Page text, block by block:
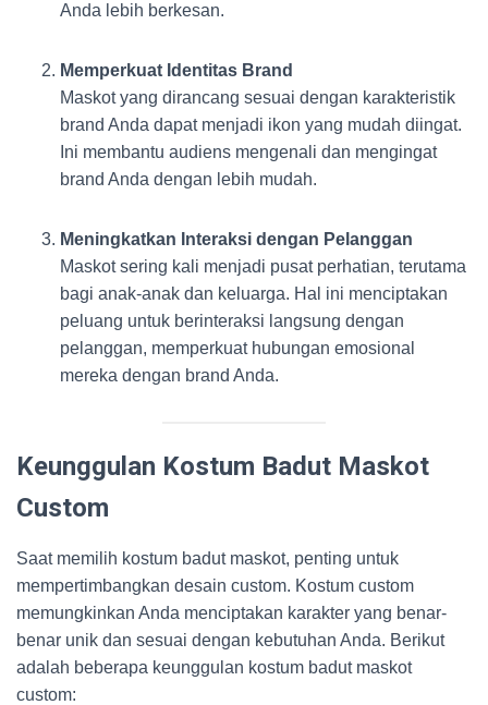
Anda lebih berkesan.
Memperkuat Identitas Brand
Maskot yang dirancang sesuai dengan karakteristik
brand Anda dapat menjadi ikon yang mudah diingat.
Ini membantu audiens mengenali dan mengingat
brand Anda dengan lebih mudah.
Meningkatkan Interaksi dengan Pelanggan
Maskot sering kali menjadi pusat perhatian, terutama
bagi anak-anak dan keluarga. Hal ini menciptakan
peluang untuk berinteraksi langsung dengan
pelanggan, memperkuat hubungan emosional
mereka dengan brand Anda.
Keunggulan Kostum Badut Maskot
Custom
Saat memilih kostum badut maskot, penting untuk
mempertimbangkan desain custom. Kostum custom
memungkinkan Anda menciptakan karakter yang benar-
benar unik dan sesuai dengan kebutuhan Anda. Berikut
adalah beberapa keunggulan kostum badut maskot
custom: